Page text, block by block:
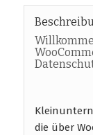
die über